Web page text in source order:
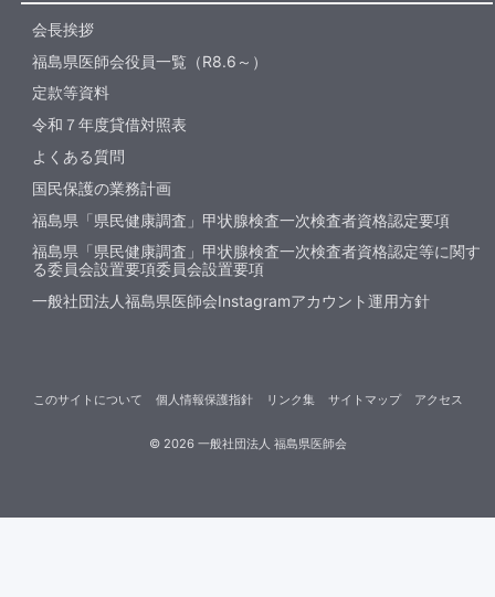
会長挨拶
福島県医師会役員一覧（R8.6～）
定款等資料
令和７年度貸借対照表
よくある質問
国民保護の業務計画
福島県「県民健康調査」甲状腺検査一次検査者資格認定要項
福島県「県民健康調査」甲状腺検査一次検査者資格認定等に関す
る委員会設置要項委員会設置要項
一般社団法人福島県医師会Instagramアカウント運用方針
© 2026一般社団法人 福島県医師会
このサイトについて 個人情報保護指針 リンク集 サイトマップ アクセス